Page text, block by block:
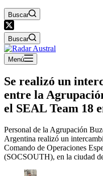
Buscar
Buscar
Menú
Se realizó un
entre la
el SEAL Team 18
Personal de la Agrupación
Argentina realizó un
Comando de Operaciones
(SOCSOUTH), en la ciudad